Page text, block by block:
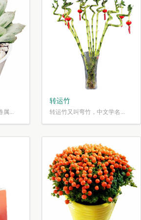
属...
转运竹
转运竹又叫弯竹，中文学名...